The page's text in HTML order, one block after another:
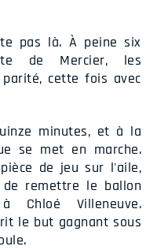
pas là. À peine six
de Mercier, les
cette fois avec
minutes, et à la
se met en marche.
de jeu sur l'aile,
remettre le ballon
Chloé Villeneuve.
le but gagnant sous